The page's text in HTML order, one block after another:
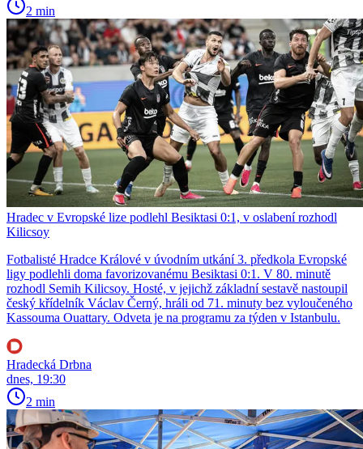
2 min
Hradec v Evropské lize podlehl Besiktasi 0:1, v oslabení rozhodl
Kilicsoy
Fotbalisté Hradce Králové v úvodním utkání 3. předkola Evropské
ligy podlehli doma favorizovanému Besiktasi 0:1. V 80. minutě
rozhodl Semih Kilicsoy. Hosté, v jejichž základní sestavě nastoupil
český křídelník Václav Černý, hráli od 71. minuty bez vyloučeného
Kassouma Ouattary. Odveta je na programu za týden v Istanbulu.
Hradecká Drbna
dnes, 19:30
2 min